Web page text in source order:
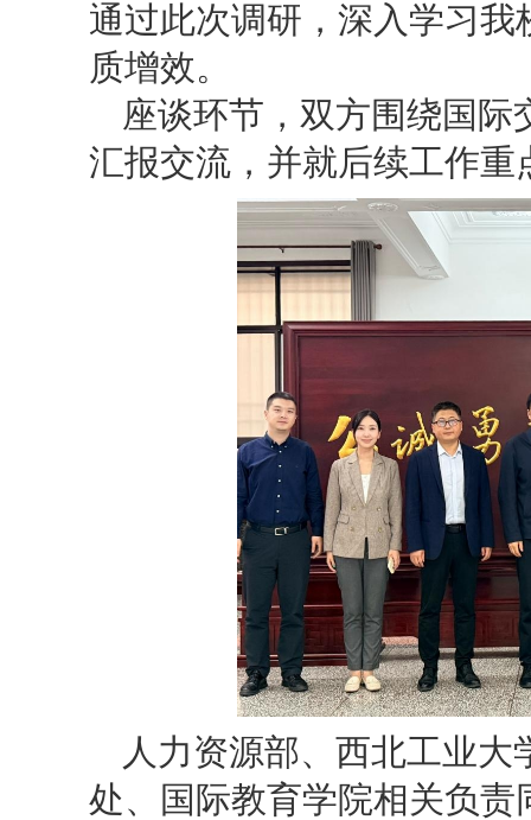
通过此次调研，深入学习
质增效。
座谈环节，双方围绕国
汇报交流，并就后续工作
人力资源部、西北工业
处、国际教育学院相关负责